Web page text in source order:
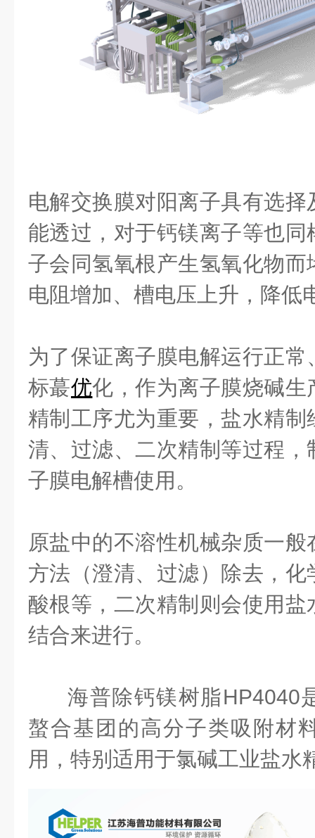
电解交换膜对阳离子具有选
能透过，对于钙镁离子等也
子会同氢氧根产生氢氧化物
电阻增加、槽电压上升，降低
为了保证离子膜电解运行正
标蕞优化，作为离子膜烧碱
精制工序尤为重要，盐水精
清、过滤、二次精制等过程
子膜电解槽使用。
原盐中的不溶性机械杂质一
方法（澄清、过滤）除去，
酸根等，二次精制则会使用
结合来进行。
海普除钙镁树脂HP4040
螯合基团的高分子类吸附材
用，特别适用于氯碱工业盐水